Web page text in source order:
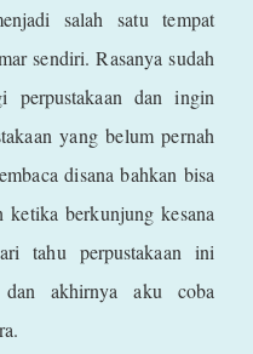
salah satu tempat
sendiri. Rasanya sudah
perpustakaan dan ingin
yang belum pernah
disana bahkan bisa
ketika berkunjung kesana
tahu perpustakaan ini
akhirnya aku coba